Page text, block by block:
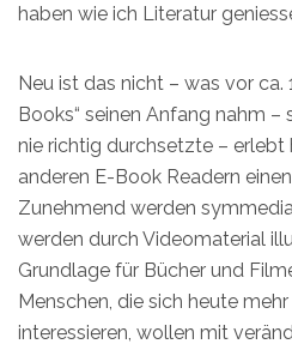
haben wie ich Literatur
Neu ist das nicht – was vor ca.
Books“ seinen Anfang nahm
nie richtig durchsetzte – erlebt
anderen E-Book Readern
Zunehmend werden
werden durch Videomaterial
Grundlage für Bücher und
Menschen, die sich heute
interessieren, wollen mit